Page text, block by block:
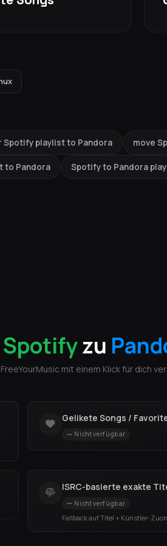
playlist to Pandora move
to Pandora Spotify to Pandora
Spotifyzu
mit einem Klick für dich
Gelikete Songs /
Nicht verfügbar
ISRC-basierte exakte
Nicht verfügbar
Fallback auf Titel + Künstler-